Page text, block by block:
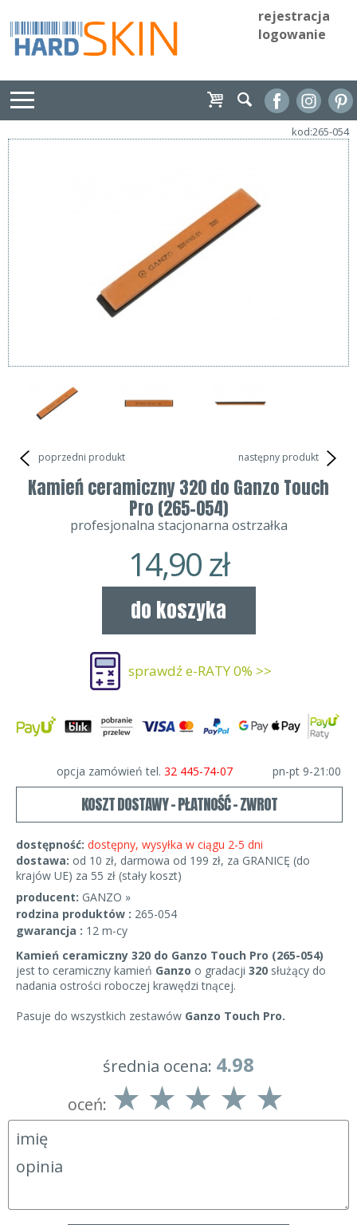
rejestracja
logowanie
kod:265-054
poprzedni produkt następny produkt
Kamień ceramiczny 320 do Ganzo Touch
Pro (265-054)
profesjonalna stacjonarna ostrzałka
14,90zł
do koszyka
sprawdź e-RATY 0% >>
opcja zamówień tel. 32 445-74-07 pn-pt 9-21:00
KOSZT DOSTAWY - PŁATNOŚĆ - ZWROT
dostępność: dostępny, wysyłka w ciągu 2-5 dni
dostawa: od 10 zł, darmowa od 199 zł, za GRANICĘ (do
krajów UE) za 55 zł (stały koszt)
producent: GANZO »
rodzina produktów : 265-054
gwarancja : 12 m-cy
Kamień ceramiczny 320 do Ganzo Touch Pro (​265-054​)
jest to ceramiczny kamień Ganzo o gradacji 320 służący do
nadania ostrości roboczej krawędzi tnącej.
Pasuje do wszystkich zestawów Ganzo Touch Pro.
średnia ocena: 4.98
oceń: